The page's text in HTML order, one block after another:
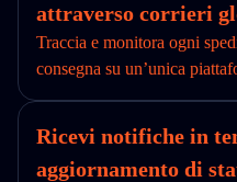
attraverso corrieri
Traccia e monitora ogni
consegna su un’unica
Ricevi notifiche in
aggiornamento di